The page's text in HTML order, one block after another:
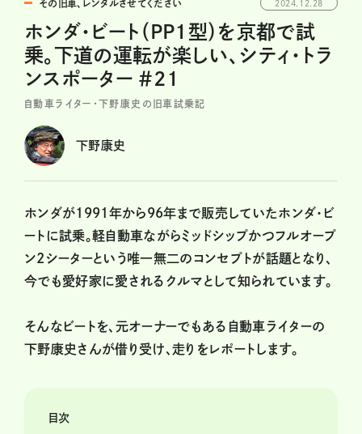
その旧車、レンタルさせてください 2024.12.28
ホンダ・ビート（PP1型）を京都で試
乗。下道の運転が楽しい、シティ・トラ
ンスポーター ＃21
自動車ライター・下野康史の旧車試乗記
下野康史
ホンダが1991年から96年まで販売していたホンダ・ビ
ートに試乗。軽自動車ながらミッドシップかつフルオープ
ン2シーターという唯一無二のコンセプトが話題となり、
今でも愛好家に愛されるクルマとして知られています。
そんなビートを、元オーナーでもある自動車ライターの
下野康史さんが借り受け、走りをレポートします。
目次